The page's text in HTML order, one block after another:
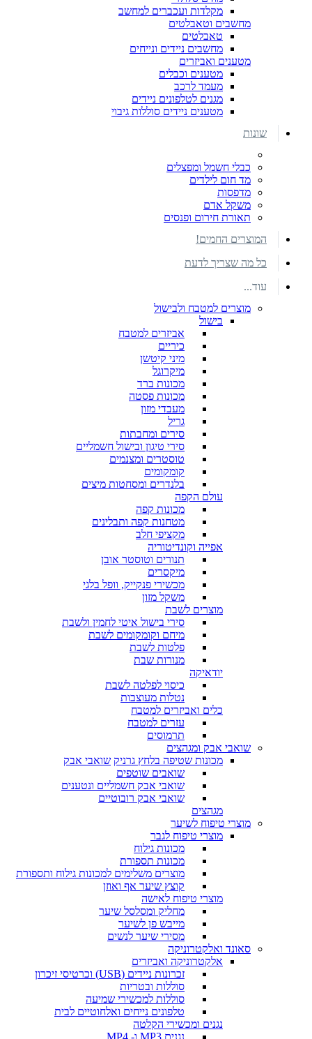
מקלדות ועכברים למחשב
מחשבים וטאבלטים
טאבלטים
מחשבים ניידים ונייחים
מטענים ואביזרים
מטענים וכבלים
מעמד לרכב
מגנים לטלפונים ניידים
מטענים ניידים סוללות גיבוי
שונות
כבלי חשמל ומפצלים
מד חום לילדים
מדפסות
משקל אדם
תאורת חירום ופנסים
המוצרים החמים!
כל מה שצריך לדעת
עוד...
מוצרים למטבח ולבישול
בישול
אביזרים למטבח
כיריים
מיני קיטשן
מיקרוגל
מכונות ברד
מכונות פסטה
מעבדי מזון
גריל
סירים ומחבתות
סירי טיגון ובישול חשמליים
טוסטרים ומצנמים
קומקומים
בלנדרים ומסחטות מיצים
עולם הקפה
מכונות קפה
מטחנות קפה ותבלינים
מקציפי חלב
אפייה וקונדיטוריה
תנורים וטוסטר אובן
מיקסרים
מכשירי פנקייק, וופל בלגי
משקל מזון
מוצרים לשבת
סירי בישול איטי לחמין ולשבת
מיחם וקומקומים לשבת
פלטות לשבת
מנורות שבת
יודאיקה
כיסוי לפלטה לשבת
נטלות מעוצבות
כלים ואביזרים למטבח
עזרים למטבח
תרמוסים
שואבי אבק ומגהצים
מכונות שטיפה בלחץ גרניק שואבי אבק
שואבים שוטפים
שואבי אבק חשמליים ונטענים
שואבי אבק רובוטיים
מגהצים
מוצרי טיפוח לשיער
מוצרי טיפוח לגבר
מכונות גילוח
מכונות תספורת
מוצרים משלימים למכונות גילוח ותספורת
קוצץ שיער אף ואוזן
מוצרי טיפוח לאישה
מחליק ומסלסל שיער
מייבש פן לשיער
מסירי שיער לנשים
סאונד ואלקטרוניקה
אלקטרוניקה ואביזרים
זכרונות ניידים (USB) וכרטיסי זיכרון
סוללות ובטריות
סוללות למכשירי שמיעה
טלפונים נייחים ואלחוטיים לבית
נגנים ומכשירי הקלטה
נגנים MP3 ו- MP4